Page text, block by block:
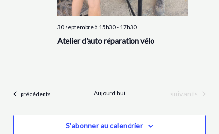
Atelier d’auto réparation vélo
30 septembre à 15h30- 17h30
Évènements
précédents Aujourd’hui Évènements
suivants
S’abonner au calendrier